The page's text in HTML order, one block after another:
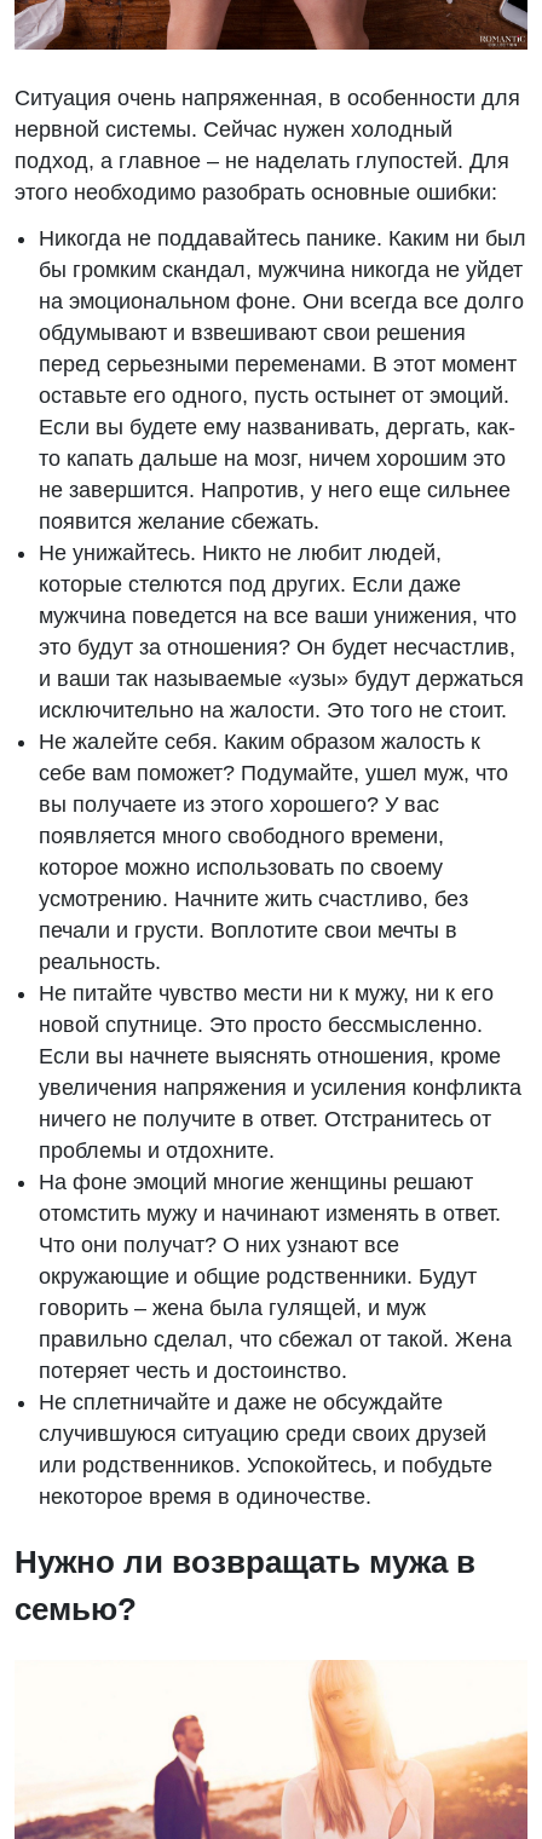
Ситуация очень напряженная, в особенности для
нервной системы. Сейчас нужен холодный
подход, а главное – не наделать глупостей. Для
этого необходимо разобрать основные ошибки:
Никогда не поддавайтесь панике. Каким ни был
бы громким скандал, мужчина никогда не уйдет
на эмоциональном фоне. Они всегда все долго
обдумывают и взвешивают свои решения
перед серьезными переменами. В этот момент
оставьте его одного, пусть остынет от эмоций.
Если вы будете ему названивать, дергать, как-
то капать дальше на мозг, ничем хорошим это
не завершится. Напротив, у него еще сильнее
появится желание сбежать.
Не унижайтесь. Никто не любит людей,
которые стелются под других. Если даже
мужчина поведется на все ваши унижения, что
это будут за отношения? Он будет несчастлив,
и ваши так называемые «узы» будут держаться
исключительно на жалости. Это того не стоит.
Не жалейте себя. Каким образом жалость к
себе вам поможет? Подумайте, ушел муж, что
вы получаете из этого хорошего? У вас
появляется много свободного времени,
которое можно использовать по своему
усмотрению. Начните жить счастливо, без
печали и грусти. Воплотите свои мечты в
реальность.
Не питайте чувство мести ни к мужу, ни к его
новой спутнице. Это просто бессмысленно.
Если вы начнете выяснять отношения, кроме
увеличения напряжения и усиления конфликта
ничего не получите в ответ. Отстранитесь от
проблемы и отдохните.
На фоне эмоций многие женщины решают
отомстить мужу и начинают изменять в ответ.
Что они получат? О них узнают все
окружающие и общие родственники. Будут
говорить – жена была гулящей, и муж
правильно сделал, что сбежал от такой. Жена
потеряет честь и достоинство.
Не сплетничайте и даже не обсуждайте
случившуюся ситуацию среди своих друзей
или родственников. Успокойтесь, и побудьте
некоторое время в одиночестве.
Нужно ли возвращать мужа в
семью?